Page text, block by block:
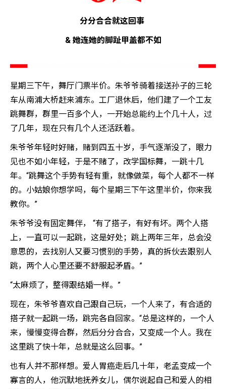
分分合合就这回事
& 她连她的脚趾甲盖都不如
星期三下午，舞厅门票半价。朱爷爷骑着接送孙子的三轮
车从南浦大桥赶来浦东。工厂退休后，他们建了一个工友
跳舞群，群里一百多个人，一开始总能约上个几十人，过
了几年，现在只有几个人还活跃着。
朱爷爷年轻时好赌，赌到四五十岁，手气逐渐没了，眼力
见也不如小年轻，于是不赌了，改学国标舞，一跳十几
年。“跳舞这个手势有轻有重，就像做菜，每个人都不一样
的。小姑娘你想学吗，每个星期三下午这里半价，你来我
教你。”
朱爷爷没有固定舞伴， “有了搭子，有好有坏。两个人搭
上，一直可以一起跳，这是好处；跳上两年三年，总会没
意思的，去找别人又要习惯别的手势，真的拆伙去跟别人
跳，两个人心里还要不舒服起矛盾。”
“太麻烦了，整得跟结婚一样。”
现在，朱爷爷喜欢自己跟自己玩，一个人来了，有合适的
搭子就一起跳一场，跳完各自回家。“总是这样的，一个人
来，慢慢变得合群，然后分分合合，又变成一个人。我在
这里跳了快十年，总就是这么回事。”
也有人并不那样想。爱人胃癌走后几十年，老孟变成一个
寡言的人，他沉默地抚养女儿，偶尔说起自己和爱人的相